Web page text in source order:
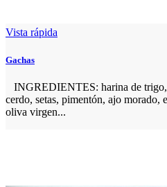
Vista rápida
Gachas
INGREDIENTES: harina de trigo,
cerdo, setas, pimentón, ajo morado,
oliva virgen...